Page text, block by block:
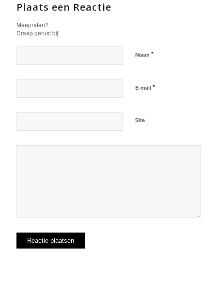
Plaats een Reactie
Meepraten?
Draag gerust bij!
Naam *
E-mail *
Site